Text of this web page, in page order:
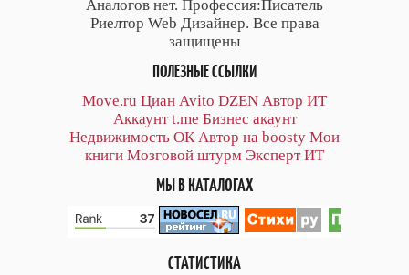
Аналогов нет. Профессия:Писатель
Риелтор Web Дизайнер. Все права
защищены
ПОЛЕЗНЫЕ ССЫЛКИ
Move.ru Циан Avito DZEN Автор ИТ
Аккаунт t.me Бизнес акаунт
Недвижимость ОК Автор на boosty Мои
книги Мозговой штурм Эксперт ИТ
МЫ В КАТАЛОГАХ
СТАТИСТИКА